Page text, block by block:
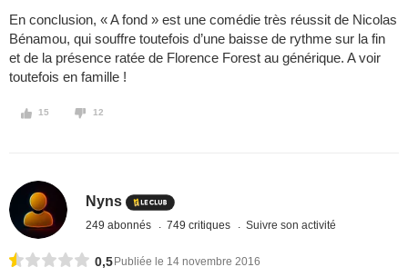
En conclusion, « A fond » est une comédie très réussit de Nicolas
Bénamou, qui souffre toutefois d’une baisse de rythme sur la fin
et de la présence ratée de Florence Forest au générique. A voir
toutefois en famille !
15 12
Nyns
249 abonnés 749 critiques Suivre son activité
0,5 Publiée le 14 novembre 2016